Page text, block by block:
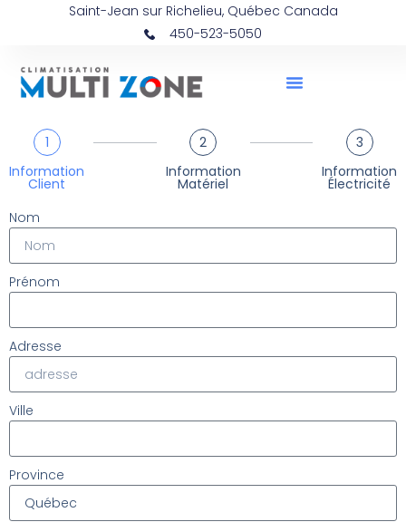
Saint-Jean sur Richelieu, Québec Canada
450-523-5050
1
Information
Client
2
Information
Matériel
3
Information
Électricité
Nom
Prénom
Adresse
Ville
Province